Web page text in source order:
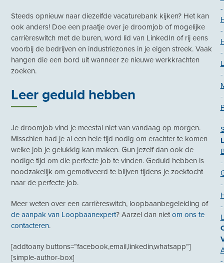
Steeds opnieuw naar diezelfde vacaturebank kijken? Het kan
ook anders! Doe een praatje over je droomjob of mogelijke
carrièreswitch met de buren, word lid van LinkedIn of rij eens
voorbij de bedrijven en industriezones in je eigen streek. Vaak
hangen die een bord uit wanneer ze nieuwe werkkrachten
zoeken.
Leer geduld hebben
Je droomjob vind je meestal niet van vandaag op morgen.
Misschien had je al een hele tijd nodig om erachter te komen
welke job je gelukkig kan maken. Gun jezelf dan ook de
nodige tijd om die perfecte job te vinden. Geduld hebben is
noodzakelijk om gemotiveerd te blijven tijdens je zoektocht
naar de perfecte job.
Meer weten over een carrièreswitch, loopbaanbegeleiding of
de aanpak van Loopbaanexpert? Aarzel dan nietom ons te
contacteren.
[addtoany buttons=”facebook,email,linkedin,whatsapp”]
[simple-author-box]
-
-
-
-
-
-
-
-
-
-